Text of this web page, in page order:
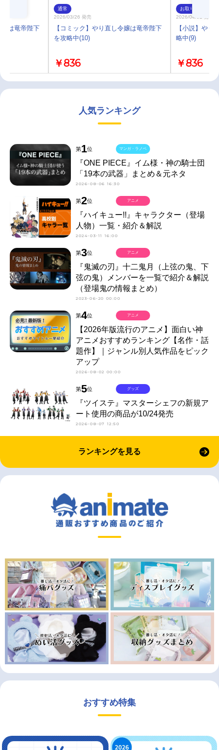
は竜帝陛下
通常
2026/03/26 発売
【コミック】やり直し令嬢は竜帝陛下
を攻略中(10)
￥836
お取り寄せ
2026/04/01 発売
【小説】やり
略中(9)
￥836
人気ランキング
第1位
『ONE PIECE』イム様・神の騎士団
「19本の武器」まとめ＆元ネタ
2026-08-06 16:30
マンガ・ラノベ
第2位
『ハイキュー!!』キャラクター（登場
人物）一覧・紹介＆解説
2024-03-11 16:00
アニメ
第3位
『鬼滅の刃』十二鬼月（上弦の鬼、下
弦の鬼）メンバーを一覧で紹介＆解説
（登場鬼の情報まとめ）
2023-06-20 00:00
アニメ
第4位
【2026年版流行のアニメ】面白い神
アニメおすすめランキング【名作・話
題作】｜ジャンル別人気作品をピック
アップ
2026-08-02 00:00
アニメ
第5位
『ツイステ』マスターシェフの新規ア
ート使用の商品が10/24発売
2026-08-07 12:50
グッズ
ランキングを見る
おすすめ特集